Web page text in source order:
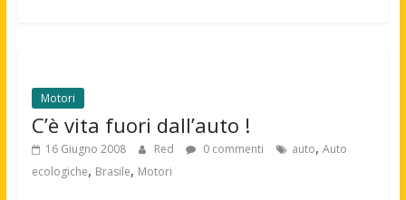
Motori
C’è vita fuori dall’auto !
16 Giugno 2008 Red 0 commenti auto, Auto
ecologiche, Brasile, Motori